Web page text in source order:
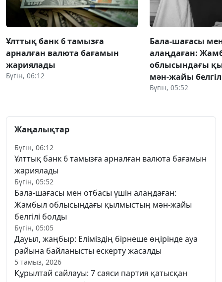
Ұлттық банк 6 тамызға
арналған валюта бағамын
жариялады
Бүгін, 06:12
Бала-шағасы
алаңдаған:
облысындағы
мән-жайы
Бүгін, 05:52
Жаңалықтар
Бүгін, 06:12
Ұлттық банк 6 тамызға арналған валюта бағамын
жариялады
Бүгін, 05:52
Бала-шағасы мен отбасы үшін алаңдаған:
Жамбыл облысындағы қылмыстың мән-жайы
белгілі болды
Бүгін, 05:05
Дауыл, жаңбыр: Еліміздің бірнеше өңірінде ауа
райына байланысты ескерту жасалды
5 тамыз, 2026
Құрылтай сайлауы: 7 саяси партия қатысқан